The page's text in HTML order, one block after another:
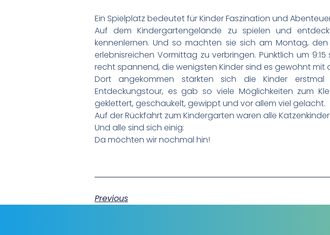
Ein Spielplatz bedeutet für Kinder Faszination und
Auf dem Kindergartengelände zu spielen und
kennenlernen. Und so machten sie sich am Montag,
erlebnisreichen Vormittag zu verbringen. Pünktlich um
recht spannend, die wenigsten Kinder sind es gewohnt mit
Dort angekommen stärkten sich die Kinder
Entdeckungstour, es gab so viele Möglichkeiten zum
geklettert, geschaukelt, gewippt und vor allem viel gelacht.
Auf der Rückfahrt zum Kindergarten waren alle
Und alle sind sich einig:
Da möchten wir nochmal hin!
Previous